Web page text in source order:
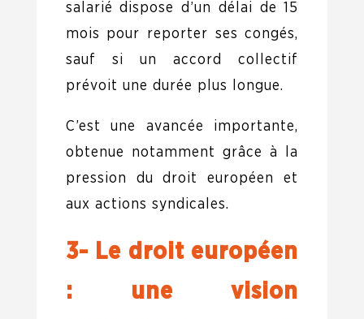
salarié dispose d’un délai de 15
mois pour reporter ses congés,
sauf si un accord collectif
prévoit une durée plus longue.
C’est une avancée importante,
obtenue notamment grâce à la
pression du droit européen et
aux actions syndicales.
3- Le droit européen
: une vision